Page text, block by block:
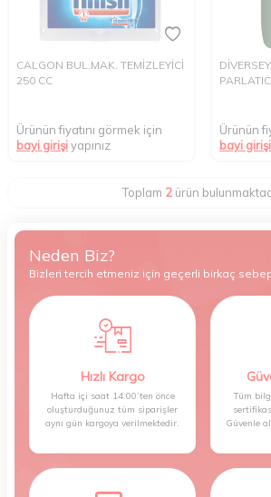
CALGON BUL.MAK. TEMİZLEYİCİ
250 CC
Ürünün fiyatını görmek için
bayi girişiyapınız
Ürünün
bayi girişi
Toplam 2 ürün
Neden Biz?
Bizleri tercih etmeniz için geçerli birkaç
Hızlı Kargo
Hafta içi saat 14:00’ten önce
oluşturduğunuz tüm siparişler
aynı gün kargoya verilmektedir.
Tüm
Güvenle